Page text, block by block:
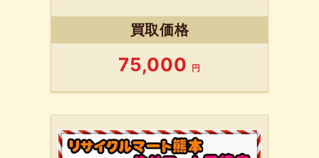
買取価格
75,000 円